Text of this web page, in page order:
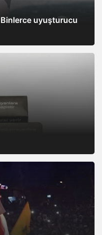
uyuşturucu